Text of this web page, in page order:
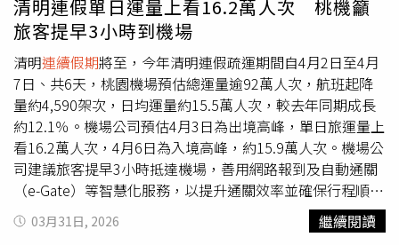
燈，以提醒後方來車，並保持較長的跟車距離，且小心駕駛
及避免變換車道，以維行車安全，同時呼籲民眾出門務必檢
查好車況養足精神，繫妥安全帶、切勿超速並注意車前狀
況、保持安全距離。另高公局與公路局攜手合作，成立「公
路聯合疏運中心」，共同監控連假路況並即時協調應變，同
時高公局於今日的國道路況預報(即時交通狀況、路況預
測、管制措施、行車建議事項等)外，增加宣導省道及快速
公路疏導訊息(管制措施、壅塞預測、國道客運優惠措施
等)，跨機關合作整合交通資訊，提升民眾出行便利與安
全。
清明連假單日運量上看16.2萬人次 桃機籲
旅客提早3小時到機場
清明連續假期將至，今年清明連假疏運期間自4月2日至4月
7日、共6天，桃園機場預估總運量逾92萬人次，航班起降
量約4,590架次，日均運量約15.5萬人次，較去年同期成長
約12.1％。機場公司預估4月3日為出境高峰，單日旅運量上
看16.2萬人次，4月6日為入境高峰，約15.9萬人次。機場公
司建議旅客提早3小時抵達機場，善用網路報到及自動通關
（e-Gate）等智慧化服務，以提升通關效率並確保行程順
暢。在疏運整備之際，機場公司服務品質亦再獲國際肯定。
Skytrax公布2026年最佳百大機場評選結果，桃園國際機場
03月31日, 2026 繼續閱讀